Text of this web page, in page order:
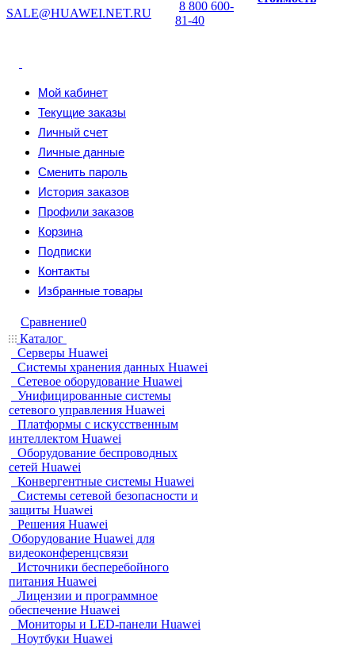
SALE@HUAWEI.NET.RU
8 800 600-
81-40
Мой кабинет
Текущие заказы
Личный счет
Личные данные
Сменить пароль
История заказов
Профили заказов
Корзина
Подписки
Контакты
Избранные товары
Сравнение0
Каталог
Серверы Huawei
Системы хранения данных Huawei
Сетевое оборудование Huawei
Унифицированные системы
сетевого управления Huawei
Платформы с искусственным
интеллектом Huawei
Оборудование беспроводных
сетей Huawei
Конвергентные системы Huawei
Системы сетевой безопасности и
защиты Huawei
Решения Huawei
Оборудование Huawei для
видеоконференцсвязи
Источники бесперебойного
питания Huawei
Лицензии и программное
обеспечение Huawei
Мониторы и LED-панели Huawei
Ноутбуки Huawei